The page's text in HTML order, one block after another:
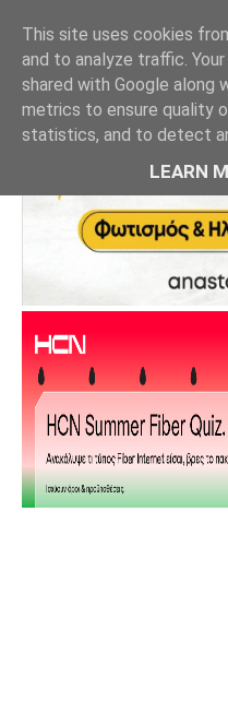
This site uses cookies
and to analyze traffic.
shared with Google along
metrics to ensure quality
statistics, and to detect
LEARN